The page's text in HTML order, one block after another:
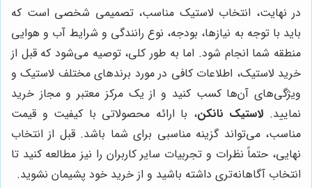
در نهایت، انتخاب لاستیک مناسب، تصمیمی شخصی است که
باید با توجه به نیازها، بودجه، نوع رانندگی و شرایط آب و هوایی
منطقه شما انجام شود. اما به طور کلی، توصیه می‌شود که قبل از
خرید لاستیک، اطلاعات کافی در مورد برندهای مختلف لاستیک و
ویژگی‌های آن‌ها کسب کنید و از یک مرکز معتبر و مجاز خرید
نمایید. لاستیک نانکن، با ارائه محصولاتی با کیفیت و قیمت
مناسب، می‌تواند گزینه مناسبی برای شما باشد. قبل از انتخاب
نهایی، حتماً نظرات و تجربیات سایر کاربران را نیز مطالعه کنید تا
انتخاب آگاهانه‌تری داشته باشید و از خرید خود پشیمان نشوید.